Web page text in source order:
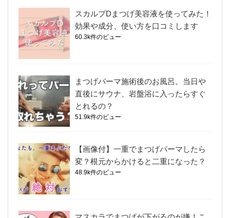
スカルプDまつげ美容液を使ってみた！
効果や成分、使い方を口コミします
60.3k件のビュー
まつげパーマ施術後のお風呂。当日や
直後にサウナ、岩盤浴に入ったらすぐ
とれるの？
51.9k件のビュー
【画像付】一重でまつげパーマしたら
変？根元からかけると二重になった？
48.9k件のビュー